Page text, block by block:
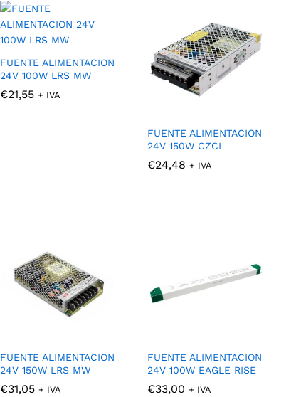
FUENTE ALIMENTACION
24V 100W LRS MW
€21,55 + IVA
€21,55
FUENTE ALIMENTACION
24V 150W CZCL
€24,48 + IVA
€24,48
FUENTE ALIMENTACION
24V 150W LRS MW
€31,05 + IVA
€31,05
FUENTE ALIMENTACION
24V 100W EAGLE RISE
€33,00 + IVA
€33,00